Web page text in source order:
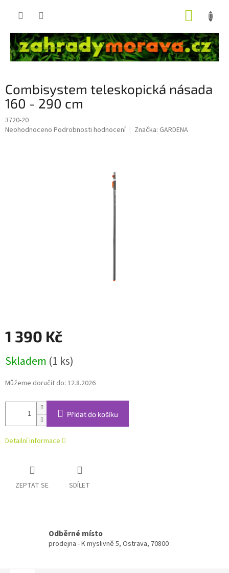
Combisystem teleskopická násada
160 - 290 cm
3720-20
Průměrné
Neohodnoceno Podrobnosti hodnocení Značka: GARDENA
1 390 Kč
cena:
Skladem (1 ks)
Můžeme doručit do: 12.8.2026
Přidat do košíku
Detailní informace
ZEPTAT SE SDÍLET
Odběrné místo
prodejna - K myslivně 5, Ostrava, 70800